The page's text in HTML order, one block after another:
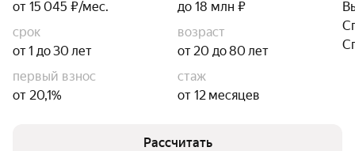
от 15 045 ₽/мес.
до 18 млн ₽
срок
от 1 до 30 лет
возраст
от 20 до 80 лет
первый взнос
от 20,1%
стаж
от 12 месяцев
Рассчитать